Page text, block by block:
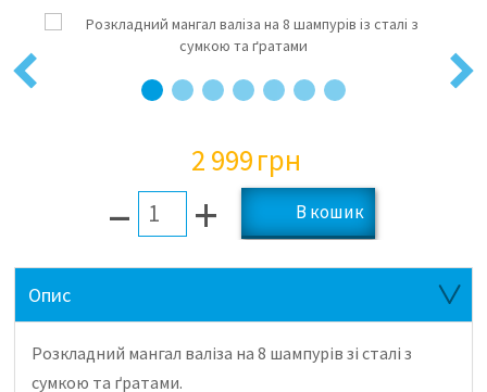
Previous Next
2 999грн
– +
Опис
Розкладний мангал валіза на 8 шампурів зі сталі з
сумкою та ґратами.